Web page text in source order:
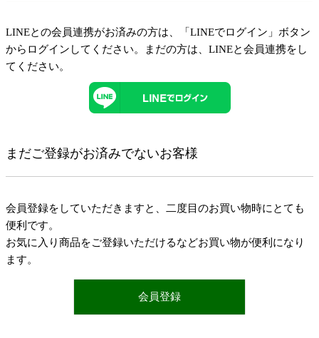
LINEとの会員連携がお済みの方は、「LINEでログイン」ボタン
からログインしてください。まだの方は、 LINEと会員連携をし
てください。
まだご登録がお済みでないお客様
会員登録をしていただきますと、二度目のお買い物時にとても
便利です。
お気に入り商品をご登録いただけるなどお買い物が便利になり
ます。
会員登録